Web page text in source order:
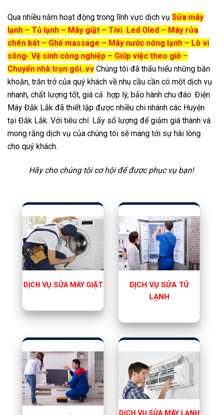
Qua nhiều năm hoạt động trong lĩnh vực dịch vụ Sửa máy
lạnh – Tủ lạnh – Máy giặt – Tivi Led Oled – Máy rửa
chén bát – Ghế massage – Máy nước nóng lạnh – Lò vi
sóng- Vệ sinh công nghiệp – Giúp việc theo giờ –
Chuyển nhà trọn gói..vv Chúng tôi đã thấu hiểu những băn
khoăn, trăn trở của quý khách về nhu cầu cần có một dịch vụ
nhanh, chất lượng tốt, giá cả hợp lý, bảo hành chu đáo. Điện
Máy Đắk Lắk đã thiết lập được nhiều chi nhánh các Huyện
tại Đắk Lắk. Với tiêu chí. Lấy số lượng để giảm giá thành và
mong rằng dịch vụ của chúng tôi sẽ mang tới sự hài lòng
cho quý khách.
Hãy cho chúng tôi cơ hội để được phục vụ bạn!
DỊCH VỤ SỬA MÁY GIẶT
DỊCH VỤ SỬA TỦ
LẠNH
DỊCH VỤ SỬA MÁY LẠNH